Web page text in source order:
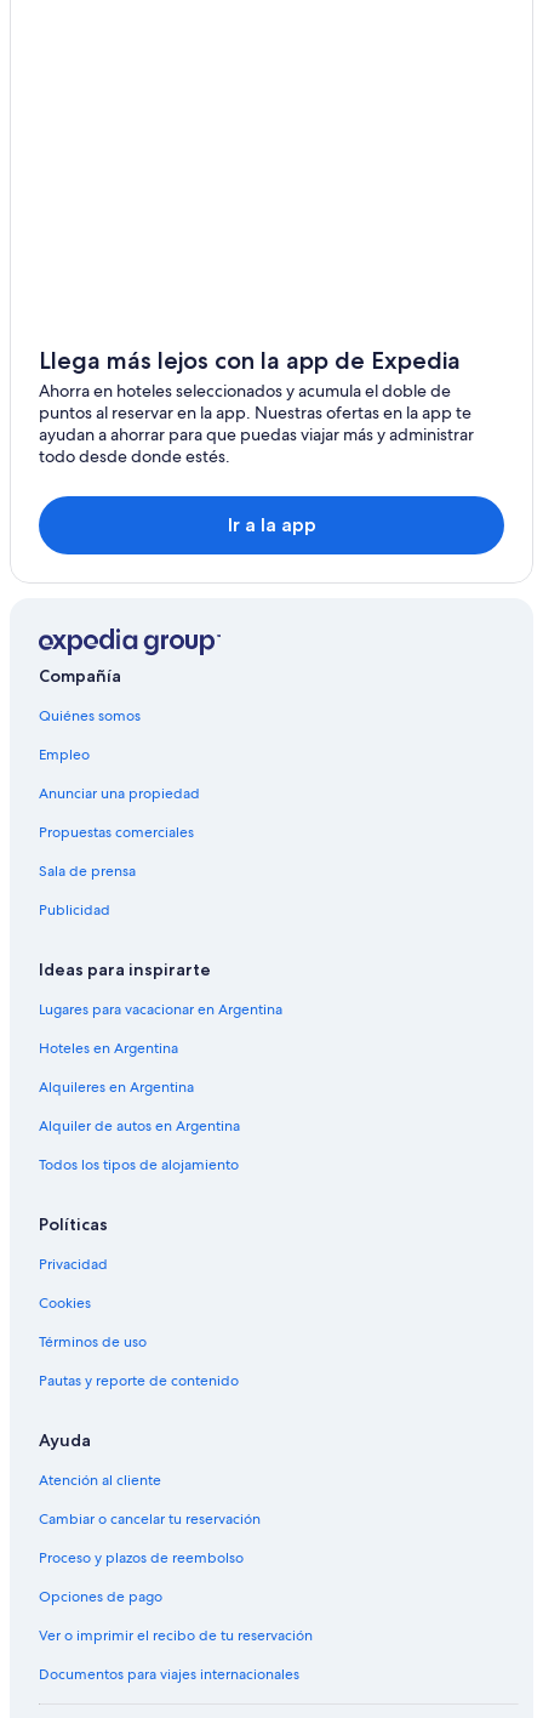
Llega más lejos con la app de Expedia
Ahorra en hoteles seleccionados y acumula el doble de
puntos al reservar en la app. Nuestras ofertas en la app te
ayudan a ahorrar para que puedas viajar más y administrar
todo desde donde estés.
Ir a la app
Compañía
Quiénes somos
Empleo
Anunciar una propiedad
Propuestas comerciales
Sala de prensa
Publicidad
Ideas para inspirarte
Lugares para vacacionar en Argentina
Hoteles en Argentina
Alquileres en Argentina
Alquiler de autos en Argentina
Todos los tipos de alojamiento
Políticas
Privacidad
Cookies
Términos de uso
Pautas y reporte de contenido
Ayuda
Atención al cliente
Cambiar o cancelar tu reservación
Proceso y plazos de reembolso
Opciones de pago
Ver o imprimir el recibo de tu reservación
Documentos para viajes internacionales